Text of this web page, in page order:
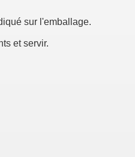
sur l'emballage.
et servir.